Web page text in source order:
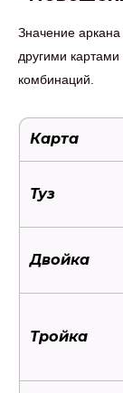
Значение
другими
комбинаций.
Карта
Туз
Двойка
Тройка